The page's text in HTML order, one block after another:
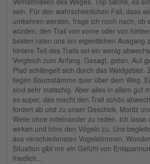
sein. Für den wahrscheinlichen Fall, dass
umkehren werden, frage ich noch nach, ob
würden, den Trail von vorne oder von
beiden raten uns am eigentlichen Ausgang
hintere Teil des Trails sei ein wenig
Vergleich zum Anfang. Gesagt, getan. Auf
Pfad schlängelt sich durch das Waldgebiet.
liegen Baumstämme quer über dem Weg.
sind sehr matschig. Aber alles in allem gut
es super, das macht den Trail schön
fordert ab und zu unser Geschick. Moritz
Weile ohne miteinander zu reden. Ich lasse
wirken und höre den Vögeln zu. Uns
aus verschiedensten Vogelstimmen.
Situation gibt mir ein Gefühl von
friedlich...